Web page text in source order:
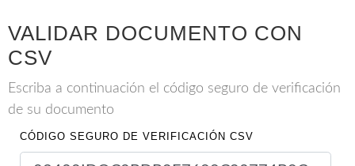
VALIDAR DOCUMENTO CON
CSV
Escriba a continuación el código seguro de verificación
de su documento
CÓDIGO SEGURO DE VERIFICACIÓN CSV